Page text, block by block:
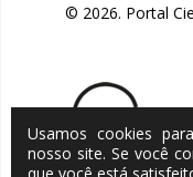
Usamos cookies
nosso site. Se você
© 2026. Portal